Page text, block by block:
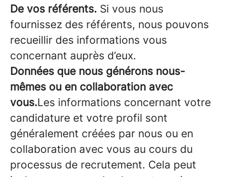
De vos référents. Si vous nous
fournissez des référents, nous pouvons
recueillir des informations vous
concernant auprès d’eux.
Données que nous générons nous-
mêmes ou en collaboration avec
vous.Les informations concernant votre
candidature et votre profil sont
généralement créées par nous ou en
collaboration avec vous au cours du
processus de recrutement. Cela peut